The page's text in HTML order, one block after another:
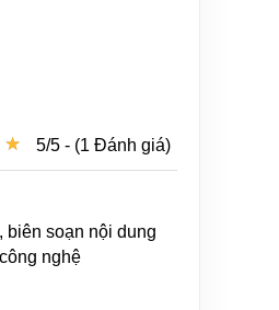
★
★ 5/5 - (1 Đánh giá)
biên soạn nội dung
nghệ